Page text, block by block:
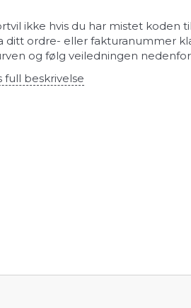
ikke hvis du har mistet koden
ditt ordre- eller fakturanummer
og følg veiledningen nedenfor
full beskrivelse